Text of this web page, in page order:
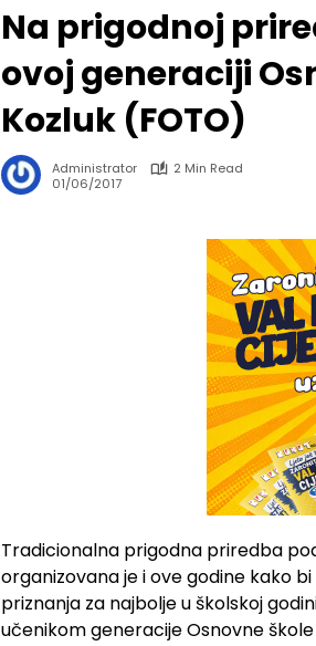
Na prigodnoj
ovoj generaciji
Kozluk (FOTO)
Administrator
2 Min Read
01/06/2017
Tradicionalna prigodna priredba
organizovana je i ove godine kako
priznanja za najbolje u školskoj
učenikom generacije Osnovne